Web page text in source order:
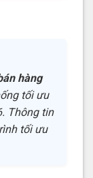
hàng
tối ưu
Thông tin
tối ưu